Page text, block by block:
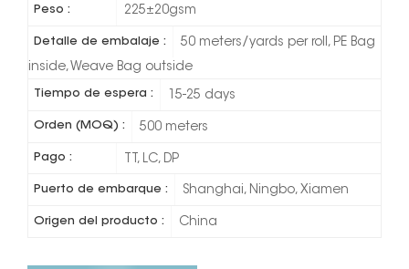
Peso : 225±20gsm
Detalle de embalaje :
50 meters/yards per roll, PE Bag
inside, Weave Bag outside
Tiempo de espera : 15-25 days
Orden (MOQ) : 500 meters
Pago : TT, LC, DP
Puerto de embarque : Shanghai, Ningbo, Xiamen
Origen del producto : China